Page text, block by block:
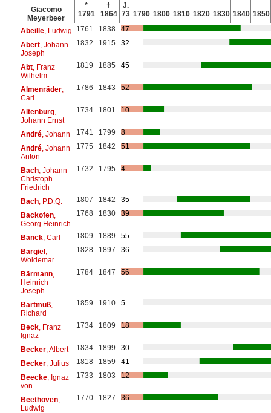
Giacomo
Meyerbeer
*
1791
†
1864
J.
73 1790 1800 1810 1820 1830 1840 1850
Abeille, Ludwig 1761 1838
47
Abert, Johann
Joseph
1832 1915 32
Abt, Franz
Wilhelm
1819 1885 45
Almenräder,
Carl
1786 1843 52
Altenburg,
Johann Ernst
1734 1801 10
André, Johann 1741 1799
8
André, Johann
Anton
1775 1842 51
Bach, Johann
Christoph
Friedrich
1732 1795 4
Bach, P.D.Q. 1807 1842
35
Backofen,
Georg Heinrich
1768 1830 39
Banck, Carl 1809 1889
55
Bargiel,
Woldemar
1828 1897 36
Bärmann,
Heinrich
Joseph
1784 1847 56
Bartmuß,
Richard
1859 1910 5
Beck, Franz
Ignaz
1734 1809 18
Becker, Albert 1834 1899
30
Becker, Julius 1818 1859
41
Beecke, Ignaz
von
1733 1803 12
Beethoven,
Ludwig
1770 1827 36